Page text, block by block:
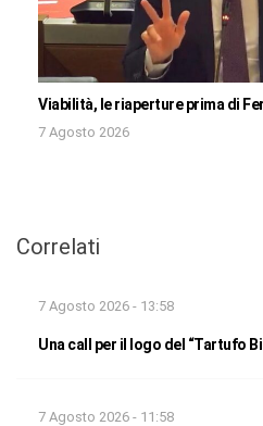
Viabilità, le riaperture prima di
7 Agosto 2026
Correlati
7 Agosto 2026 - 13:58
Una call per il logo del “Tartufo
7 Agosto 2026 - 11:58